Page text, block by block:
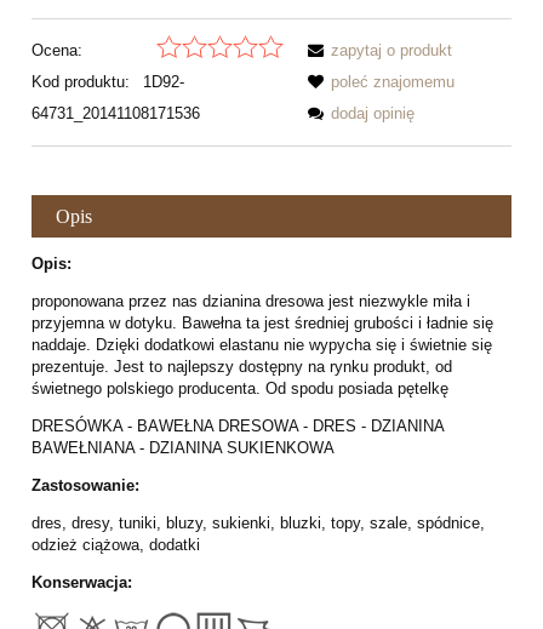
Ocena:
Kod produktu:
1D92-
64731_20141108171536
zapytaj o produkt
poleć znajomemu
dodaj opinię
Opis
Opis:
proponowana przez nas dzianina dresowa jest niezwykle miła i
przyjemna w dotyku. Bawełna ta jest średniej grubości i ładnie się
naddaje. Dzięki dodatkowi elastanu nie wypycha się i świetnie się
prezentuje. Jest to najlepszy dostępny na rynku produkt, od
świetnego polskiego producenta. Od spodu posiada pętelkę
DRESÓWKA - BAWEŁNA DRESOWA - DRES - DZIANINA
BAWEŁNIANA - DZIANINA SUKIENKOWA
Zastosowanie:
dres, dresy, tuniki, bluzy, sukienki, bluzki, topy, szale, spódnice,
odzież ciążowa, dodatki
Konserwacja: